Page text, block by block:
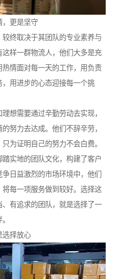
，更是坚守
终取决于其团队的专业素养与
样一群物流人，他们大多是充
热情面对每一天的工作，用负责
用进步的心态迎接每一个挑
想需要通过辛勤劳动去实现，
努力去达成。他们不辞辛劳，
为证明自己的努力不会白费。
踏实地的团队文化，构建了客户
日益激烈的市场环境中，他们
每一项服务做到较好。选择这
有追求的团队，就是选择了一
选择放心